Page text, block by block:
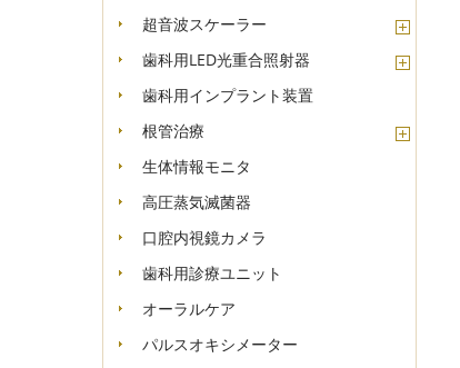
超音波スケーラー
歯科用LED光重合照射器
歯科用インプラント装置
根管治療
生体情報モニタ
高圧蒸気滅菌器
口腔内視鏡カメラ
歯科用診療ユニット
オーラルケア
パルスオキシメーター